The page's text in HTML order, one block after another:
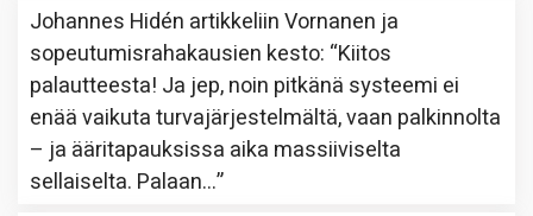
Johannes Hidén artikkeliinVornanen ja
sopeutumisrahakausien kesto: “Kiitos
palautteesta! Ja jep, noin pitkänä systeemi ei
enää vaikuta turvajärjestelmältä, vaan palkinnolta
– ja ääritapauksissa aika massiiviselta
sellaiselta. Palaan…”